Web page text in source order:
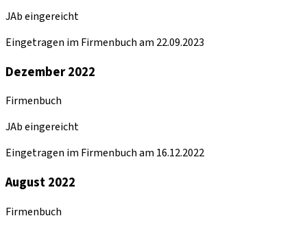
JAb eingereicht
Eingetragen im Firmenbuch am 22.09.2023
Dezember 2022
Firmenbuch
JAb eingereicht
Eingetragen im Firmenbuch am 16.12.2022
August 2022
Firmenbuch